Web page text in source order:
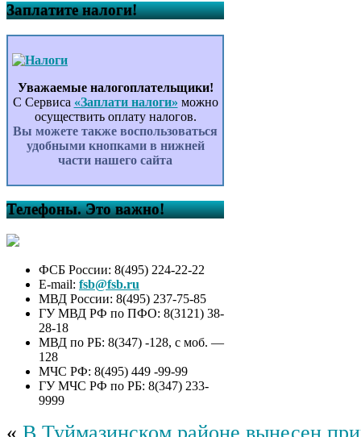
Заплатите налоги!
Уважаемые налогоплательщики!
С Сервиса «Заплати налоги» можно
осуществить оплату налогов.
Вы можете также воспользоваться
удобными кнопками в нижней
части нашего сайта
Телефоны. Это важно!
ФСБ России: 8(495) 224-22-22
E-mail: fsb@fsb.ru
МВД России: 8(495) 237-75-85
ГУ МВД РФ по ПФО: 8(3121) 38-
28-18
МВД по РБ: 8(347) -128, с моб. —
128
МЧС РФ: 8(495) 449 -99-99
ГУ МЧС РФ по РБ: 8(347) 233-
9999